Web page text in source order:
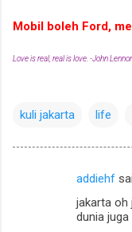
Mobil boleh Ford,
Love is real, real is love. -John
kuli jakarta life
addiehf
jakarta oh
dunia juga